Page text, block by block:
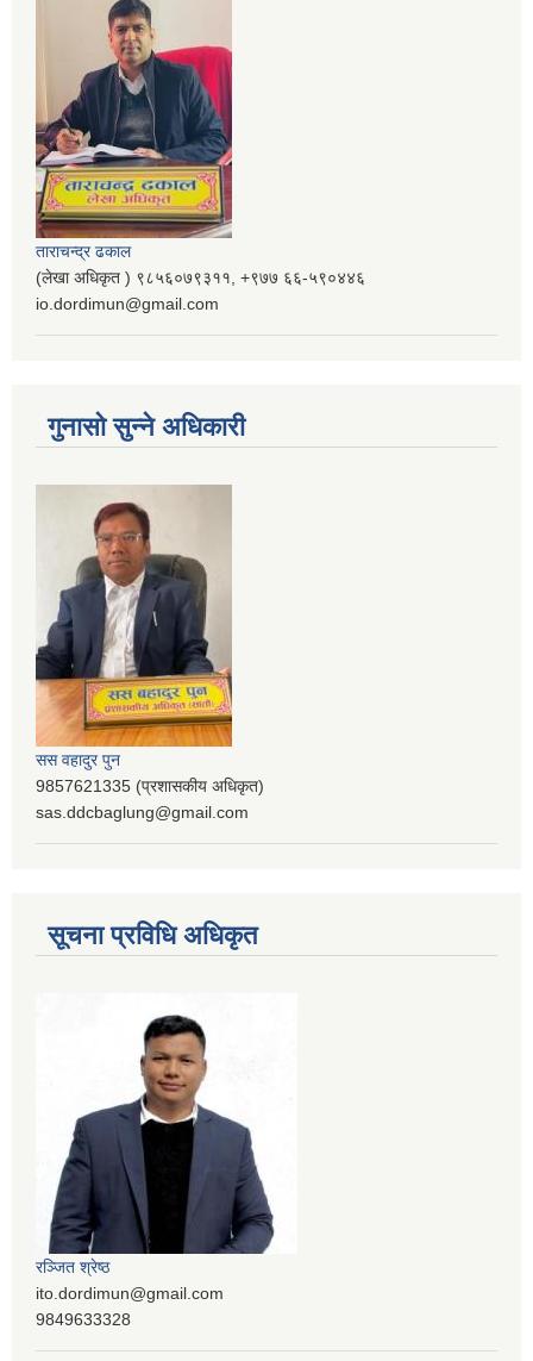
ताराचन्द्र ढकाल
(लेखा अधिकृत ) ९८५६०७९३११, ‌‍‍+९७७ ६६-५९०४४६
io.dordimun@gmail.com
गुनासो सुन्ने अधिकारी
सस वहादुर पुन
9857621335 (प्रशासकीय अधिकृत)
sas.ddcbaglung@gmail.com
सूचना प्रविधि अधिकृत
रञ्‍जित श्रेष्ठ
ito.dordimun@gmail.com
9849633328